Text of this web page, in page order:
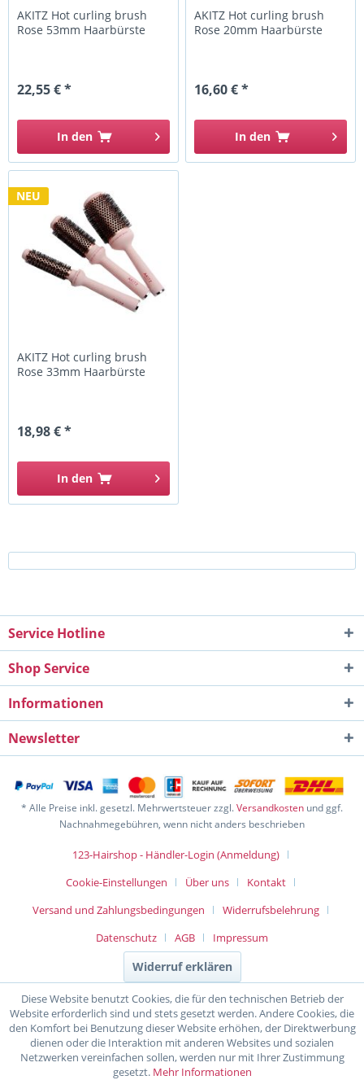
AKITZ Hot curling brush
Rose 53mm Haarbürste
22,55 € *
In den
AKITZ Hot curling brush
Rose 20mm Haarbürste
16,60 € *
In den
NEU
AKITZ Hot curling brush
Rose 33mm Haarbürste
18,98 € *
In den
Service Hotline
Shop Service
Informationen
Newsletter
* Alle Preise inkl. gesetzl. Mehrwertsteuer zzgl.Versandkosten und ggf.
Nachnahmegebühren, wenn nicht anders beschrieben
123-Hairshop - Händler-Login (Anmeldung)
Cookie-Einstellungen
Über uns
Kontakt
Versand und Zahlungsbedingungen
Widerrufsbelehrung
Datenschutz
AGB Impressum
Widerruf erklären
Diese Website benutzt Cookies, die für den technischen Betrieb der
Website erforderlich sind und stets gesetzt werden. Andere Cookies, die
den Komfort bei Benutzung dieser Website erhöhen, der Direktwerbung
dienen oder die Interaktion mit anderen Websites und sozialen
Netzwerken vereinfachen sollen, werden nur mit Ihrer Zustimmung
gesetzt. Mehr Informationen